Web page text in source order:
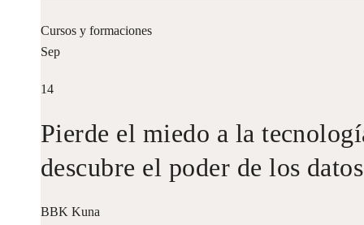
Cursos y formaciones
Sep
14
Pierde el miedo a la
descubre el poder de los datos
BBK Kuna